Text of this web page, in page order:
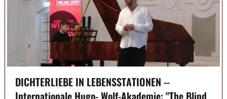
DICHTERLIEBE IN LEBENSSTATIONEN --
Internationale Hugo- Wolf-Akademie: "The Blind